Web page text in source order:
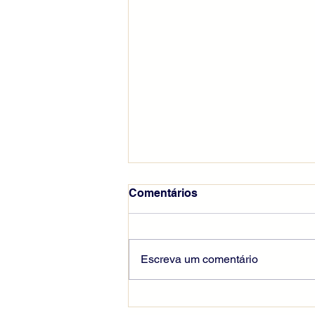
Seguir Cristo pela cruz
Comentários
Escreva um comentário